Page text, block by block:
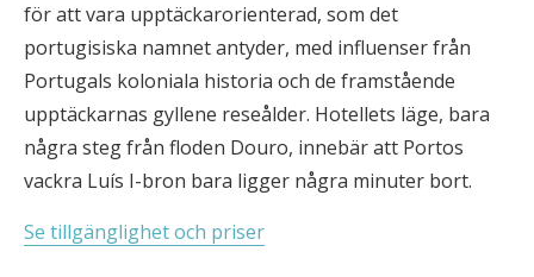
för att vara upptäckarorienterad, som det
portugisiska namnet antyder, med influenser från
Portugals koloniala historia och de framstående
upptäckarnas gyllene reseålder. Hotellets läge, bara
några steg från floden Douro, innebär att Portos
vackra Luís I-bron bara ligger några minuter bort.
Se tillgänglighet och priser